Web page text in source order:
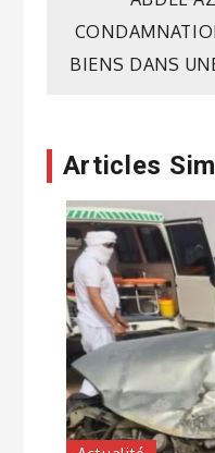
BIENS DANS
Articles